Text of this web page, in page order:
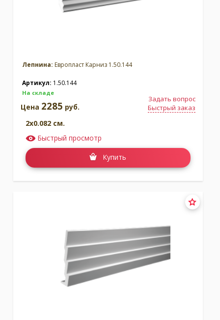
Лепнина: Европласт Карниз 1.50.144
Артикул: 1.50.144
На складе
Задать вопрос
Быстрый заказ
Цена 2285 руб.
2x0.082 см.
Быстрый просмотр
Купить